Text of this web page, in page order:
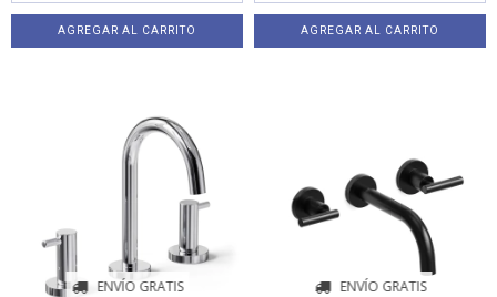
ENVÍO GRATIS ENVÍO GRATIS